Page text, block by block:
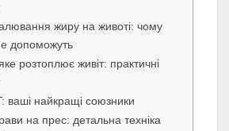
жиру на животі: чому
допоможуть
розтоплює живіт: практичні
ваші найкращі союзники
на прес: детальна техніка